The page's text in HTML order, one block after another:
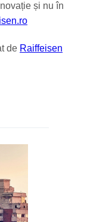
și nu în
de Raiffeisen